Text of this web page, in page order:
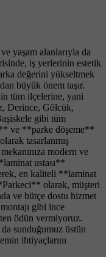
yaşam alanlarıyla da
iş yerlerinin estetik
değerini yükseltmek
büyük önem taşır.
tüm ilçelerine, yani
Derince, Gölcük,
gibi tüm
ve **parke döşeme**
tasarlanmış
modern ve
ustası**
en kaliteli **laminat
olarak, müşteri
ve bütçe dostu hizmet
gibi ince
ödün vermiyoruz.
sunduğumuz üstün
ihtiyaçlarını